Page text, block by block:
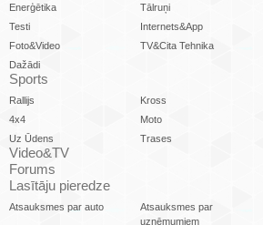
Enerģētika Tālruņi
Testi
Internets&App
Foto&Video
TV&Cita Tehnika
Dažādi
Sports
Rallijs Kross
4x4
Moto
Uz Ūdens
Trases
Video&TV
Forums
Lasītāju pieredze
Atsauksmes par auto
Atsauksmes par
uzņēmumiem